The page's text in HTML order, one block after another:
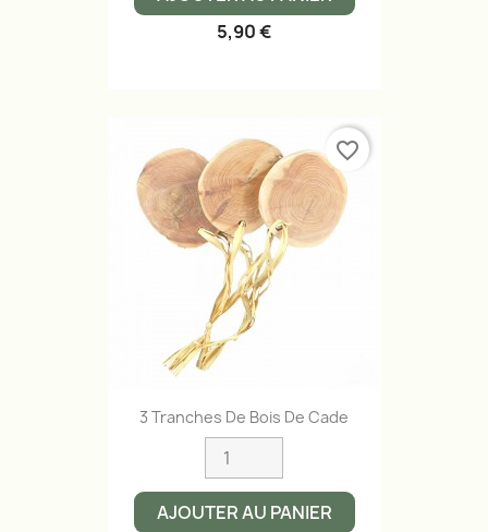
5,90 €
3 Tranches De Bois De Cade
AJOUTER AU PANIER
favorite_border